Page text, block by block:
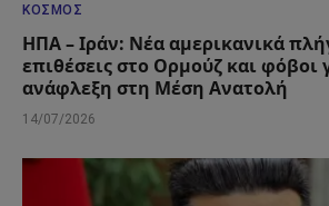
ΚΌΣΜΟΣ
ΗΠΑ – Ιράν: Νέα αμερικανικά
επιθέσεις στο Ορμούζ και φόβοι
ανάφλεξη στη Μέση Ανατολή
14/07/2026